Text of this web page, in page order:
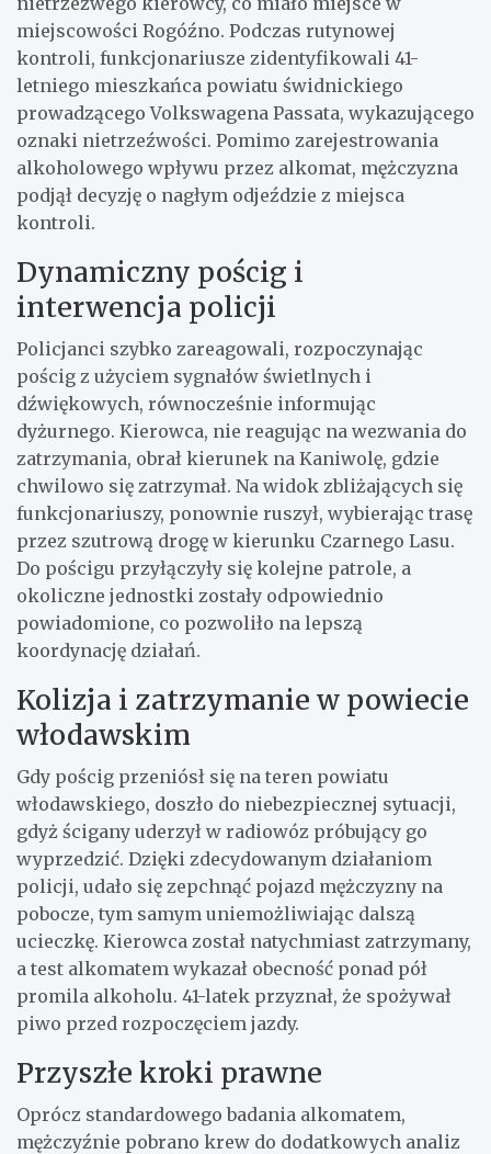
miejscowości Rogóźno. Podczas rutynowej
kontroli, funkcjonariusze zidentyfikowali 41-
letniego mieszkańca powiatu świdnickiego
prowadzącego Volkswagena Passata, wykazującego
oznaki nietrzeźwości. Pomimo zarejestrowania
alkoholowego wpływu przez alkomat, mężczyzna
podjął decyzję o nagłym odjeździe z miejsca
kontroli.
Dynamiczny pościg i
interwencja policji
Policjanci szybko zareagowali, rozpoczynając
pościg z użyciem sygnałów świetlnych i
dźwiękowych, równocześnie informując
dyżurnego. Kierowca, nie reagując na wezwania do
zatrzymania, obrał kierunek na Kaniwolę, gdzie
chwilowo się zatrzymał. Na widok zbliżających się
funkcjonariuszy, ponownie ruszył, wybierając trasę
przez szutrową drogę w kierunku Czarnego Lasu.
Do pościgu przyłączyły się kolejne patrole, a
okoliczne jednostki zostały odpowiednio
powiadomione, co pozwoliło na lepszą
koordynację działań.
Kolizja i zatrzymanie w powiecie
włodawskim
Gdy pościg przeniósł się na teren powiatu
włodawskiego, doszło do niebezpiecznej sytuacji,
gdyż ścigany uderzył w radiowóz próbujący go
wyprzedzić. Dzięki zdecydowanym działaniom
policji, udało się zepchnąć pojazd mężczyzny na
pobocze, tym samym uniemożliwiając dalszą
ucieczkę. Kierowca został natychmiast zatrzymany,
a test alkomatem wykazał obecność ponad pół
promila alkoholu. 41-latek przyznał, że spożywał
piwo przed rozpoczęciem jazdy.
Przyszłe kroki prawne
Oprócz standardowego badania alkomatem,
mężczyźnie pobrano krew do dodatkowych analiz